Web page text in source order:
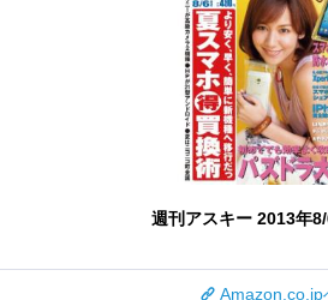
週刊アスキー 2013年
Amazon.co.jp